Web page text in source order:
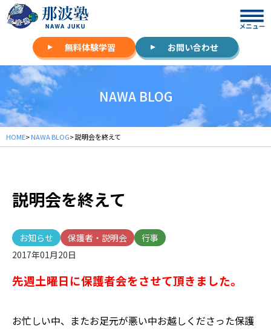
無料体験学習 お問い合わせ
NAWA BLOG
HOME>NAWA BLOG> 説明会を終えて
説明会を終えて
お知らせ 保護者・説明会
行事
2017年01月20日
先週土曜日に保護者会をさせて頂きました。
お忙しい中、またお足元が悪い中お越しくださった保護